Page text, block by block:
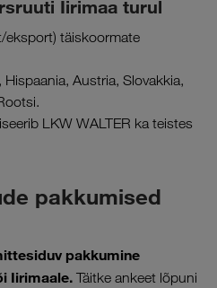
Iirimaa turul
eksport) täiskoormate
Austria, Slovakkia,
LKW WALTER ka teistes
pakkumised
pakkumine
Iirimaale. Täitke ankeet lõpuni